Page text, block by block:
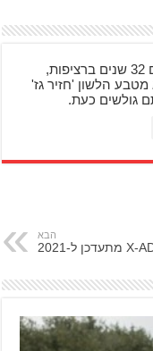
בן 48, רוכב על אופנועים 32 שנים ברציפות,
הלשון 'חזיר גז'
גולשים כעת.
הבא